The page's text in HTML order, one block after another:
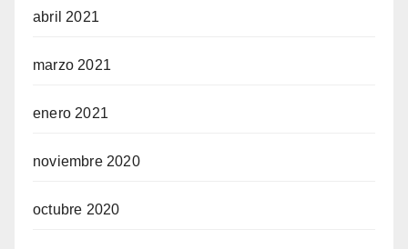
abril 2021
marzo 2021
enero 2021
noviembre 2020
octubre 2020